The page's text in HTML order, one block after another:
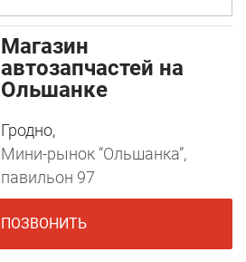
Магазин
автозапчастей на
Ольшанке
Гродно,
Мини-рынок “Ольшанка”,
павильон 97
ПОЗВОНИТЬ